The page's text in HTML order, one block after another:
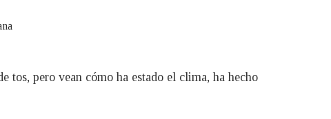
tos, pero vean cómo ha estado el clima, ha hecho